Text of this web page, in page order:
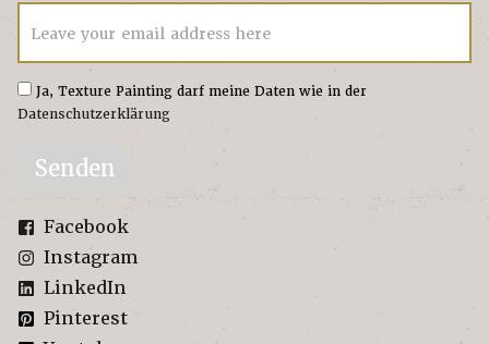
Leave your email address here
Ja, Texture Painting darf meine Daten wie in der
Datenschutzerklärung
Senden
Facebook
Instagram
LinkedIn
Pinterest